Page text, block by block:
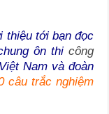
thiệu tới bạn đọc
ôn thi công
Nam và đoàn
câu trắc nghiệm